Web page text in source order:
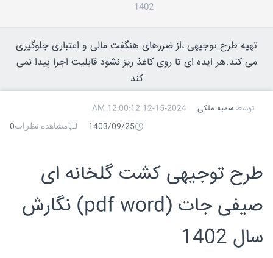
1402
تهیه طرح توجیهی ،از ضررهای هنگفت مالی و اعتباری جلوگیری
می کند.هر ایده ای تا روی کاغذ ریز نشود قابلیت اجرا پیدا نمی
کند
توسط سمیه ملکی
12-15-2024 12:00:12 AM
1403/09/25
مشاهده نظرات0
طرح توجیهی کشت گلخانه ای
صیفی جات (pdf word) نگارش
سال 1402